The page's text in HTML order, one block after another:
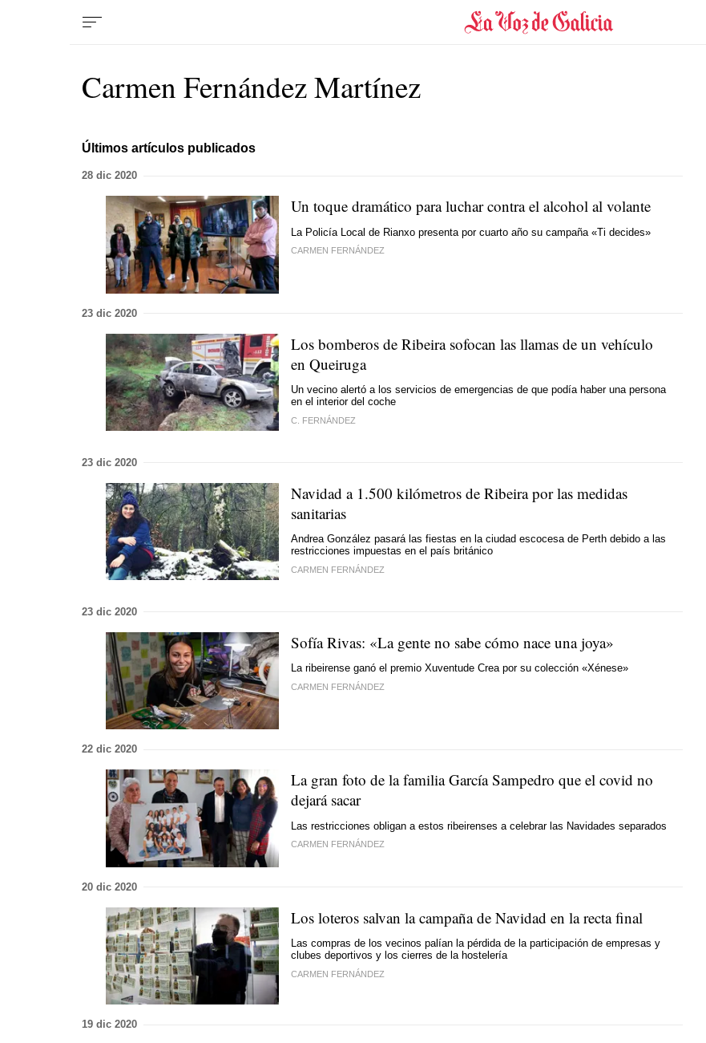
Carmen Fernández Martínez
Últimos artículos publicados
28 dic 2020
Un toque dramático para luchar contra el alcohol al volante
La Policía Local de Rianxo presenta por cuarto año su campaña «Ti decides»
CARMEN FERNÁNDEZ
23 dic 2020
Los bomberos de Ribeira sofocan las llamas de un vehículo
en Queiruga
Un vecino alertó a los servicios de emergencias de que podía haber una persona
en el interior del coche
C. FERNÁNDEZ
23 dic 2020
Navidad a 1.500 kilómetros de Ribeira por las medidas
sanitarias
Andrea González pasará las fiestas en la ciudad escocesa de Perth debido a las
restricciones impuestas en el país británico
CARMEN FERNÁNDEZ
23 dic 2020
Sofía Rivas: «La gente no sabe cómo nace una joya»
La ribeirense ganó el premio Xuventude Crea por su colección «Xénese»
CARMEN FERNÁNDEZ
22 dic 2020
La gran foto de la familia García Sampedro que el covid no
dejará sacar
Las restricciones obligan a estos ribeirenses a celebrar las Navidades separados
CARMEN FERNÁNDEZ
20 dic 2020
Los loteros salvan la campaña de Navidad en la recta final
Las compras de los vecinos palían la pérdida de la participación de empresas y
clubes deportivos y los cierres de la hostelería
CARMEN FERNÁNDEZ
19 dic 2020